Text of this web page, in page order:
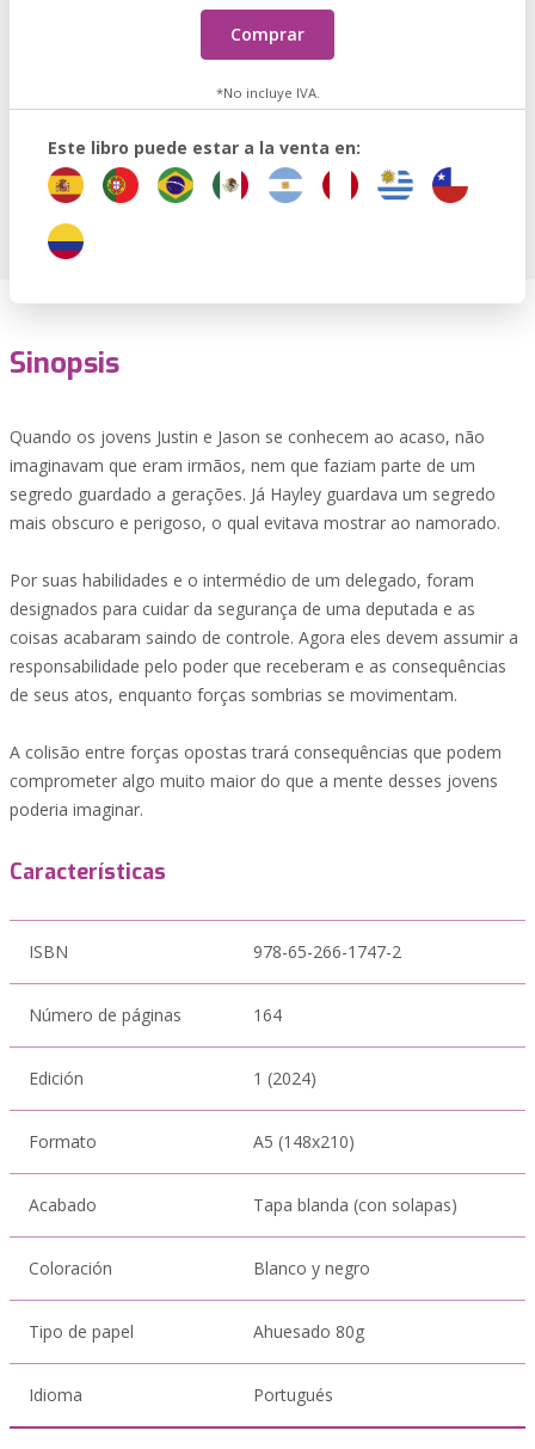
Comprar
*No incluye IVA.
Este libro puede estar a la venta en:
Sinopsis
Quando os jovens Justin e Jason se conhecem ao acaso, não
imaginavam que eram irmãos, nem que faziam parte de um
segredo guardado a gerações. Já Hayley guardava um segredo
mais obscuro e perigoso, o qual evitava mostrar ao namorado.
Por suas habilidades e o intermédio de um delegado, foram
designados para cuidar da segurança de uma deputada e as
coisas acabaram saindo de controle. Agora eles devem assumir a
responsabilidade pelo poder que receberam e as consequências
de seus atos, enquanto forças sombrias se movimentam.
A colisão entre forças opostas trará consequências que podem
comprometer algo muito maior do que a mente desses jovens
poderia imaginar.
Características
ISBN 978-65-266-1747-2
Número de páginas 164
Edición 1 (2024)
Formato A5 (148x210)
Acabado Tapa blanda (con solapas)
Coloración Blanco y negro
Tipo de papel Ahuesado 80g
Idioma Portugués